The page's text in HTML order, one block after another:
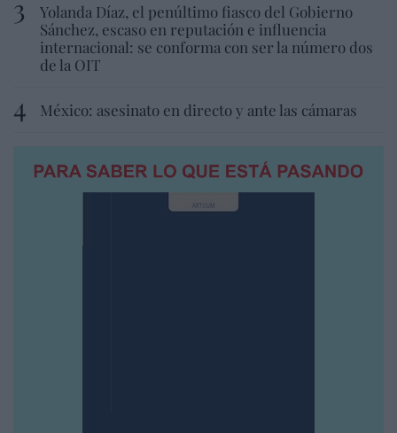
Yolanda Díaz, el penúltimo fiasco del Gobierno
Sánchez, escaso en reputación e influencia
internacional: se conforma con ser la número dos
de la OIT
México: asesinato en directo y ante las cámaras